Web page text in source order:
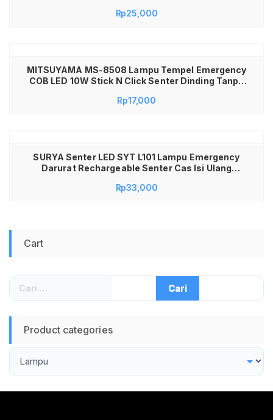
Rp25,000
MITSUYAMA MS-8508 Lampu Tempel Emergency
COB LED 10W Stick N Click Senter Dinding Tanpa
Dapur Bagasi Mobil Gudang Wastafel Praktis
Rp17,000
SURYA Senter LED SYT L101 Lampu Emergency
Darurat Rechargeable Senter Cas Isi Ulang
Praktis Untuk Mati Lampu Kamar Tidur Ruang
Rp33,000
Cart
Cari
untuk:
Product categories